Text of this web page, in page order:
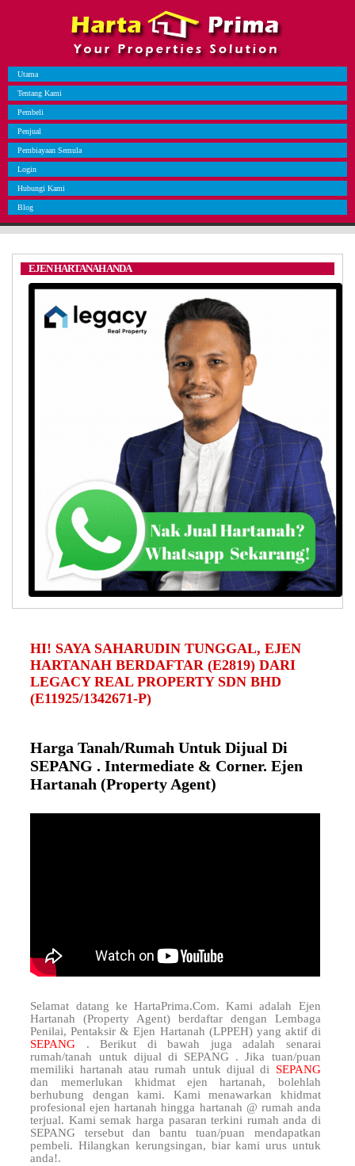
Utama
Tentang Kami
Pembeli
Penjual
Pembiayaan Semula
Login
Hubungi Kami
Blog
EJEN HARTANAH ANDA
HI! SAYA SAHARUDIN TUNGGAL, EJEN
HARTANAH BERDAFTAR (E2819) DARI
LEGACY REAL PROPERTY SDN BHD
(E11925/1342671-P)
Harga Tanah/Rumah Untuk Dijual Di
SEPANG . Intermediate & Corner. Ejen
Hartanah (Property Agent)
Selamat datang ke HartaPrima.Com. Kami adalah Ejen
Hartanah (Property Agent) berdaftar dengan Lembaga
Penilai, Pentaksir & Ejen Hartanah (LPPEH) yang aktif di
SEPANG . Berikut di bawah juga adalah senarai
rumah/tanah untuk dijual di SEPANG . Jika tuan/puan
memiliki hartanah atau rumah untuk dijual di SEPANG
dan memerlukan khidmat ejen hartanah, bolehlah
berhubung dengan kami. Kami menawarkan khidmat
profesional ejen hartanah hingga hartanah @ rumah anda
terjual. Kami semak harga pasaran terkini rumah anda di
SEPANG tersebut dan bantu tuan/puan mendapatkan
pembeli. Hilangkan kerungsingan, biar kami urus untuk
anda!.